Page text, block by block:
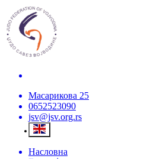
Масарикова 25
0652523090
jsv@jsv.org.rs
Насловна